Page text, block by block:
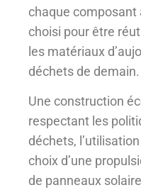
chaque
choisi pour être
les matériaux
déchets de demain.
Une construction
respectant les
déchets,
choix d’une
de panneaux